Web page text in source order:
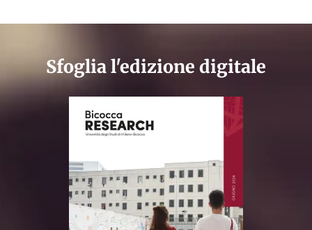
Sfoglia l'edizione digitale